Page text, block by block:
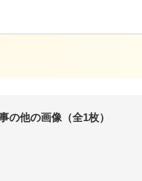
の他の画像（全1枚）